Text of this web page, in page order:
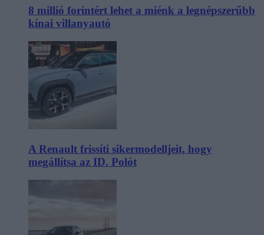
8 millió forintért lehet a miénk a legnépszerűbb
kínai villanyautó
A Renault frissíti sikermodelljeit, hogy
megállítsa az ID. Polót